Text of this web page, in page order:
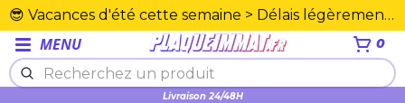
😎 Vacances d'été cette semaine > Délais légèrement rallongés. Merci☀️
MENU 0
Livraison 24/48H
Plexiglas en PMMA supérieure